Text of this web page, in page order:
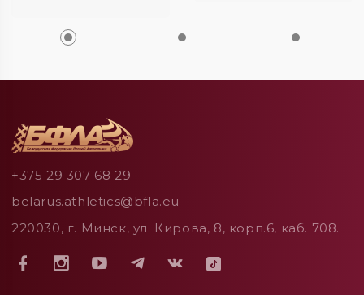
+375 29 307 68 29
belarus.athletics@bfla.eu
220030, г. Минск, ул. Кирова, 8, корп.6, каб. 708.